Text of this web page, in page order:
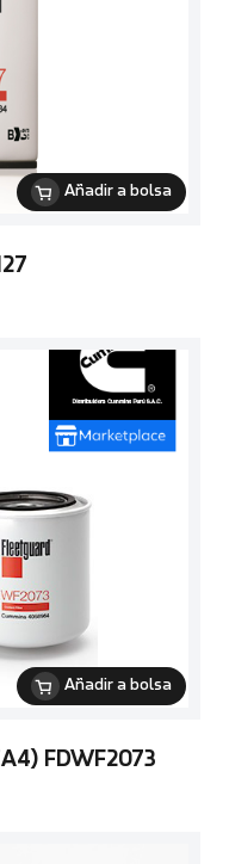
Añadir a bolsa
Añadir a bolsa
FDWF2073